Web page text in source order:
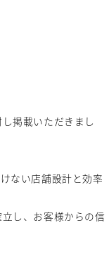
掲載いただきまし
ない店舗設計と効率
し、お客様からの信